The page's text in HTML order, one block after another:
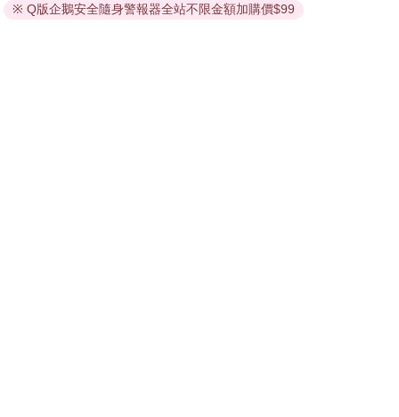
依據「消費者保護法」第19條及行政院消費者保護處公告之
※ Q版企鵝安全隨身警報器全站不限金額加購價$99